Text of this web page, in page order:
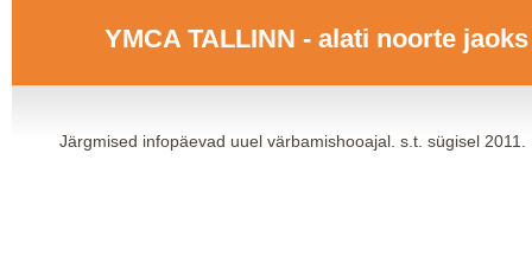
YMCA TALLINN - alati noorte
Järgmised infopäevad uuel värbamishooajal. s.t. sügisel 2011.